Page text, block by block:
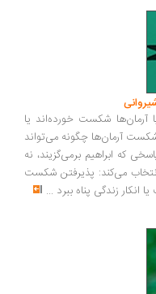
شکست خورده‌اند یا
آرمان‌ها چگونه می‌تواند
که ابراهیم برمی‌گزیند، نه
می‌کند: پذیرفتن شکست
انکار زندگی پناه ببرد ...